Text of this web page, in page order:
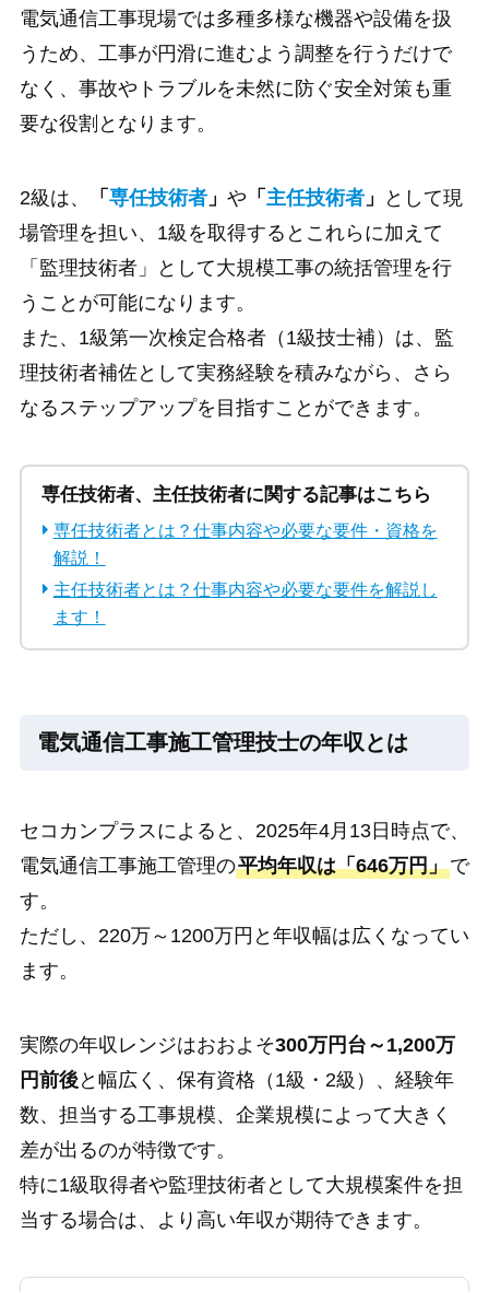
電気通信工事現場では多種多様な機器や設備を扱
うため、工事が円滑に進むよう調整を行うだけで
なく、事故やトラブルを未然に防ぐ安全対策も重
要な役割となります。
2級は、 「 専任技術者」 や 「 主任技術者」
として現
場管理を担い、1級を取得するとこれらに加えて
「監理技術者」として大規模工事の統括管理を行
うことが可能になります。
また、1級第一次検定合格者（1級技士補）は、監
理技術者補佐として実務経験を積みながら、さら
なるステップアップを目指すことができます。
専任技術者、主任技術者に関する記事はこちら
専任技術者とは？仕事内容や必要な要件・資格を
解説！
主任技術者とは？仕事内容や必要な要件を解説し
ます！
電気通信工事施工管理技士の年収とは
セコカンプラスによると、2025年4月13日時点で、
電気通信工事施工管理の平均年収は「646万円」で
す。
ただし、220万～1200万円と年収幅は広くなってい
ます。
実際の年収レンジはおおよそ300万円台～1,200万
円前後と幅広く、保有資格（1級・2級）、経験年
数、担当する工事規模、企業規模によって大きく
差が出るのが特徴です。
特に1級取得者や監理技術者として大規模案件を担
当する場合は、より高い年収が期待できます。